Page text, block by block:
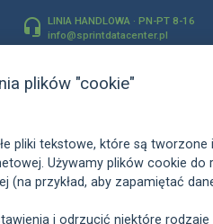

LINIA HANDLOWA · PN-PT 8-16
info@sprintdatacenter.pl
Domeny Certyfikaty
plików "cookie"
pliki tekstowe, które są
Używamy plików cookie do
(na przykład, aby zapamiętać
i odrzucić niektóre